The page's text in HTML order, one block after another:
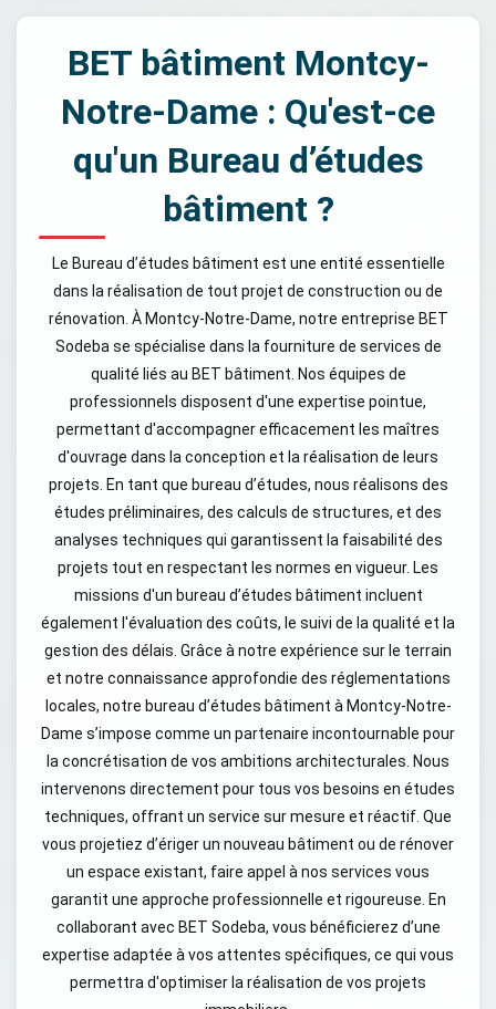
BET bâtiment Montcy-
Notre-Dame : Qu'est-ce
qu'un Bureau d’études
bâtiment ?
Le Bureau d’études bâtiment est une entité essentielle
dans la réalisation de tout projet de construction ou de
rénovation. À Montcy-Notre-Dame, notre entreprise BET
Sodeba se spécialise dans la fourniture de services de
qualité liés au BET bâtiment. Nos équipes de
professionnels disposent d'une expertise pointue,
permettant d'accompagner efficacement les maîtres
d'ouvrage dans la conception et la réalisation de leurs
projets. En tant que bureau d’études, nous réalisons des
études préliminaires, des calculs de structures, et des
analyses techniques qui garantissent la faisabilité des
projets tout en respectant les normes en vigueur. Les
missions d'un bureau d’études bâtiment incluent
également l'évaluation des coûts, le suivi de la qualité et la
gestion des délais. Grâce à notre expérience sur le terrain
et notre connaissance approfondie des réglementations
locales, notre bureau d’études bâtiment à Montcy-Notre-
Dame s’impose comme un partenaire incontournable pour
la concrétisation de vos ambitions architecturales. Nous
intervenons directement pour tous vos besoins en études
techniques, offrant un service sur mesure et réactif. Que
vous projetiez d’ériger un nouveau bâtiment ou de rénover
un espace existant, faire appel à nos services vous
garantit une approche professionnelle et rigoureuse. En
collaborant avec BET Sodeba, vous bénéficierez d’une
expertise adaptée à vos attentes spécifiques, ce qui vous
permettra d'optimiser la réalisation de vos projets